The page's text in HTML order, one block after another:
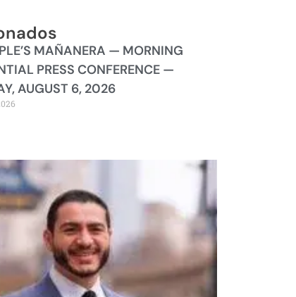
MAÑANERA — MORNING
PRESS CONFERENCE —
AUGUST 6, 2026